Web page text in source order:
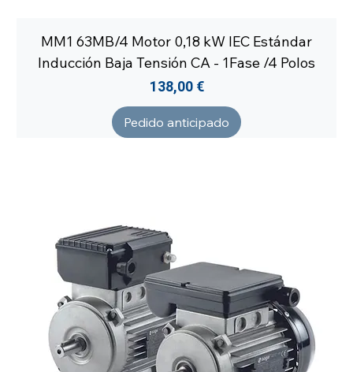
MM1 63MB/4 Motor 0,18 kW IEC Estándar
Inducción Baja Tensión CA - 1Fase /4 Polos
Precio
138,00 €
Pedido anticipado